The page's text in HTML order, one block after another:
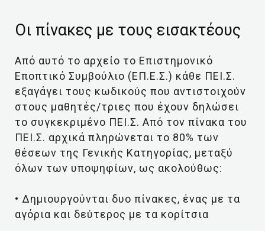
Οι πίνακες με τους εισακτέους
Από αυτό το αρχείο το Επιστημονικό
Εποπτικό Συμβούλιο (ΕΠ.Ε.Σ.) κάθε ΠΕΙ.Σ.
εξαγάγει τους κωδικούς που αντιστοιχούν
στους μαθητές/τριες που έχουν δηλώσει
το συγκεκριμένο ΠΕΙ.Σ. Από τον πίνακα του
ΠΕΙ.Σ. αρχικά πληρώνεται το 80% των
θέσεων της Γενικής Κατηγορίας, μεταξύ
όλων των υποψηφίων, ως ακολούθως:
• Δημιουργούνται δυο πίνακες, ένας με τα
αγόρια και δεύτερος με τα κορίτσια